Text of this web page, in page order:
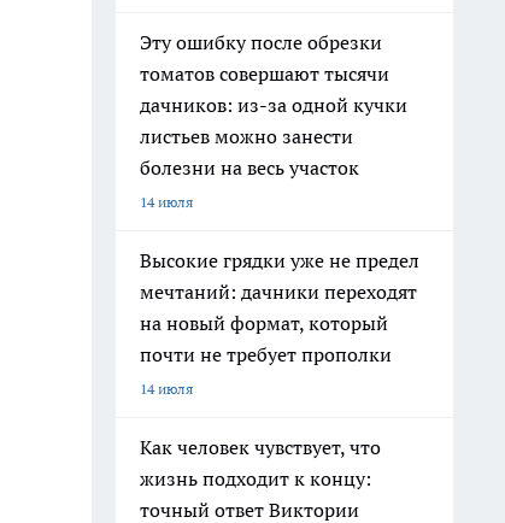
Эту ошибку после обрезки
томатов совершают тысячи
дачников: из-за одной кучки
листьев можно занести
болезни на весь участок
14 июля
Высокие грядки уже не предел
мечтаний: дачники переходят
на новый формат, который
почти не требует прополки
14 июля
Как человек чувствует, что
жизнь подходит к концу:
точный ответ Виктории